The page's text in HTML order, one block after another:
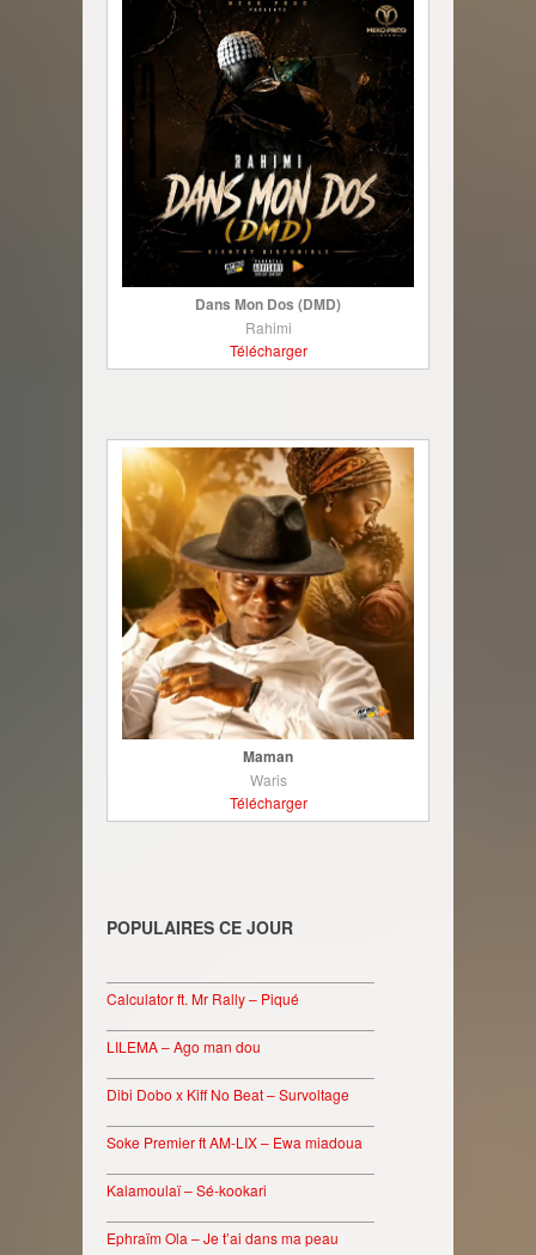
Dans Mon Dos (DMD)
Rahimi
Télécharger
Maman
Waris
Télécharger
POPULAIRES CE JOUR
Calculator ft. Mr Rally – Piqué
LILEMA – Ago man dou
Dibi Dobo x Kiff No Beat – Survoltage
Soke Premier ft AM-LIX – Ewa miadoua
Kalamoulaï – Sé-kookari
Ephraïm Ola – Je t’ai dans ma peau